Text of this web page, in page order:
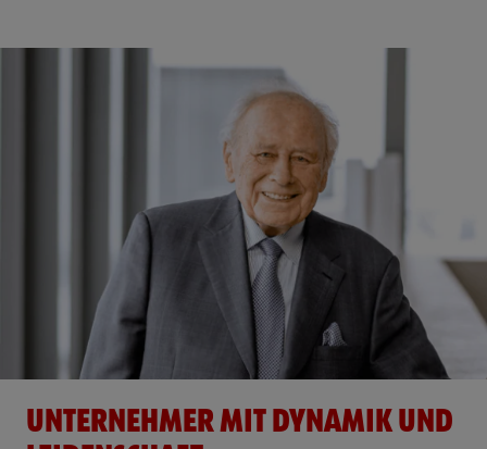
UNTERNEHMER MIT DYNAMIK UND